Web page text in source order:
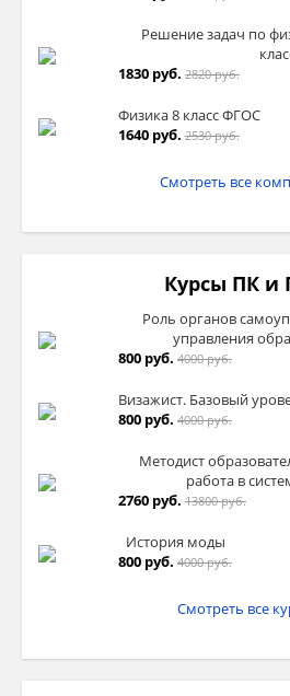
Решение задач по
1830 руб. 2820 руб.
Физика 8 класс ФГОС
1640 руб. 2530 руб.
Смотреть все
Курсы ПК и
Роль органов
управления
800 руб. 4000 руб.
Визажист. Базовый
800 руб. 4000 руб.
Методист
работа в
2760 руб. 13800 руб.
История моды
800 руб. 4000 руб.
Смотреть все